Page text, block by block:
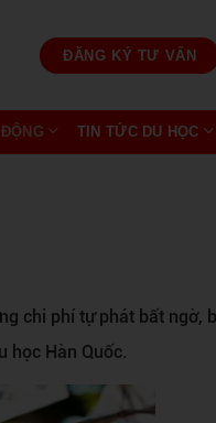
ĐĂNG KÝ TƯ VẤN
TIN TỨC DU HỌC
chi phí tự phát bất ngờ,
học Hàn Quốc.